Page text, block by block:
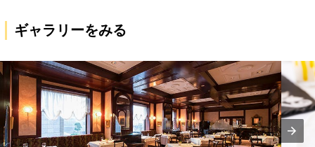
ギャラリーをみる